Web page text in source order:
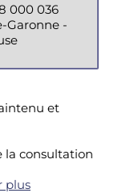
000 036
Garonne -
et
la consultation
plus